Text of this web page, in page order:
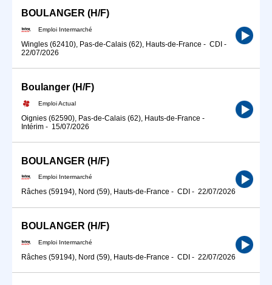
BOULANGER (H/F)
Emploi Intermarché
Wingles (62410), Pas-de-Calais (62), Hauts-de-France - CDI -
22/07/2026
Boulanger (H/F)
Emploi Actual
Oignies (62590), Pas-de-Calais (62), Hauts-de-France -
Intérim - 15/07/2026
BOULANGER (H/F)
Emploi Intermarché
Râches (59194), Nord (59), Hauts-de-France - CDI - 22/07/2026
BOULANGER (H/F)
Emploi Intermarché
Râches (59194), Nord (59), Hauts-de-France - CDI - 22/07/2026